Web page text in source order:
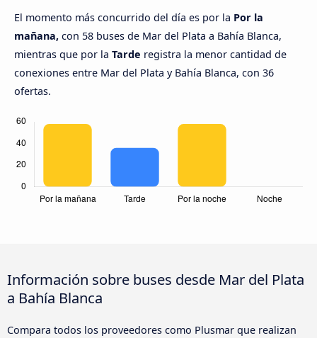
El momento más concurrido del día es por la Por la
mañana, con 58 buses de Mar del Plata a Bahía Blanca,
mientras que por la Tarde registra la menor cantidad de
conexiones entre Mar del Plata y Bahía Blanca, con 36
ofertas.
Información sobre buses desde Mar del Plata
a Bahía Blanca
Compara todos los proveedores como Plusmar que realizan